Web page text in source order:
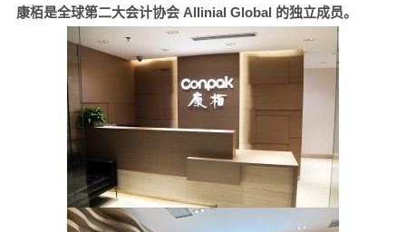
康栢是全球第二大会计协会 Allinial Global 的独立成员。